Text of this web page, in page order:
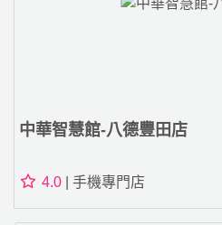
中華智慧館-八德豐田店
4.0 | 手機專門店